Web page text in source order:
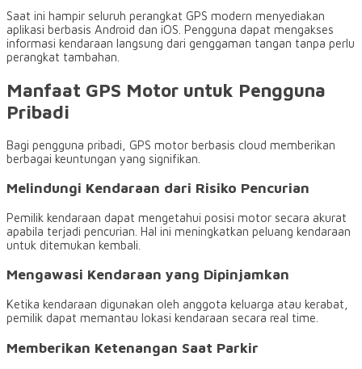
Saat ini hampir seluruh perangkat GPS modern menyediakan
aplikasi berbasis Android dan iOS. Pengguna dapat mengakses
informasi kendaraan langsung dari genggaman tangan tanpa perlu
perangkat tambahan.
Manfaat GPS Motor untuk Pengguna
Pribadi
Bagi pengguna pribadi, GPS motor berbasis cloud memberikan
berbagai keuntungan yang signifikan.
Melindungi Kendaraan dari Risiko Pencurian
Pemilik kendaraan dapat mengetahui posisi motor secara akurat
apabila terjadi pencurian. Hal ini meningkatkan peluang kendaraan
untuk ditemukan kembali.
Mengawasi Kendaraan yang Dipinjamkan
Ketika kendaraan digunakan oleh anggota keluarga atau kerabat,
pemilik dapat memantau lokasi kendaraan secara real time.
Memberikan Ketenangan Saat Parkir